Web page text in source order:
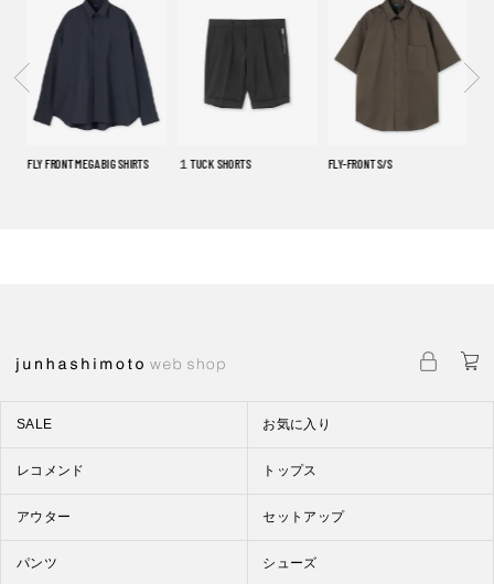
FLY FRONT MEGA BIG SHIRTS １TUCK SHORTS FLY-FRONT S/S
SALE お気に入り
レコメンド トップス
アウター セットアップ
パンツ シューズ